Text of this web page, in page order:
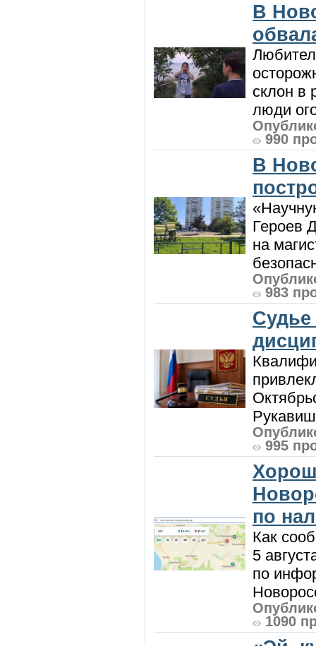
В
склон в
люди
990
В
Героев
на
983
995
по
Как
5
по
1090